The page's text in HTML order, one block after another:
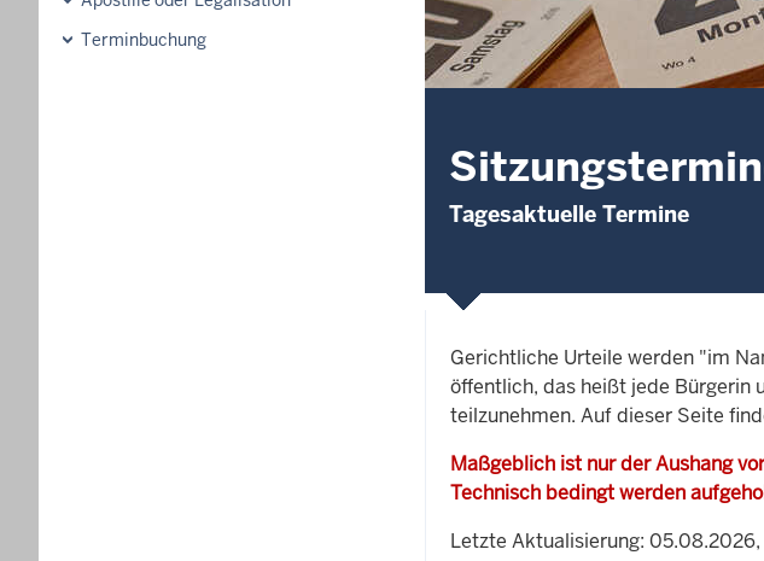
Terminbuchung
Tagesaktuelle Termine
Gerichtliche Urteile werden "im
öffentlich, das heißt jede Bürgerin
teilzunehmen. Auf dieser Seite
Maßgeblich ist nur der Aushang
Technisch bedingt werden
Letzte Aktualisierung: 05.08.2026,